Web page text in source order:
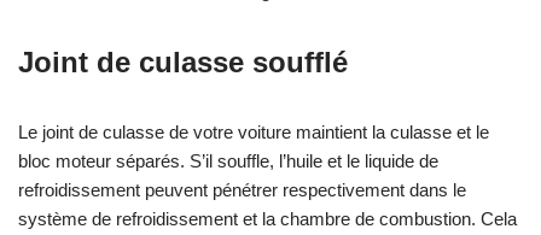
Joint de culasse soufflé
Le joint de culasse de votre voiture maintient la culasse et le
bloc moteur séparés. S’il souffle, l’huile et le liquide de
refroidissement peuvent pénétrer respectivement dans le
système de refroidissement et la chambre de combustion. Cela